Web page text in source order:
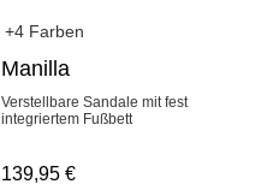
+4 Farben
Manilla
Verstellbare Sandale mit fest
integriertem Fußbett
139,95€